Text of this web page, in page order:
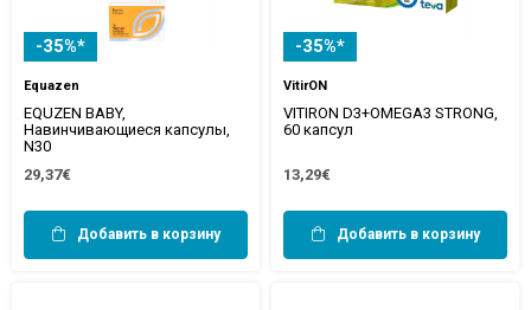
-35%*
Equazen
EQUZEN BABY,
Навинчивающиеся капсулы,
N30
29,37€
Добавить в корзину
-35%*
VitirON
VITIRON D3+OMEGA3 STRONG,
60 капсул
13,29€
Добавить в корзину